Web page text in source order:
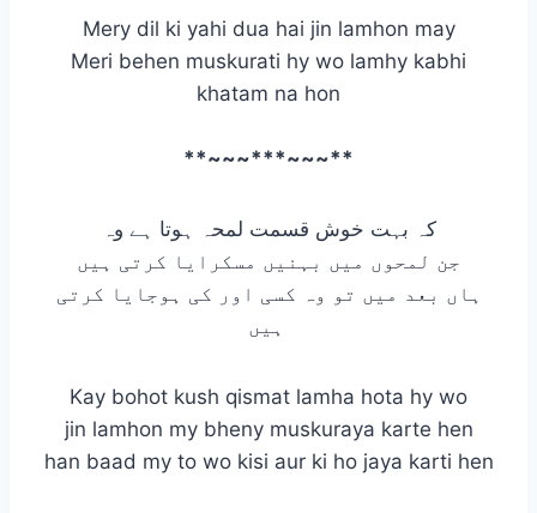
Mery dil ki yahi dua hai jin lamhon may
Meri behen muskurati hy wo lamhy kabhi
khatam na hon
**~~~***~~~**
کہ بہت خوش قسمت لمحہ ہوتا ہے وہ
جن لمحوں میں بہنیں مسکرایا کرتی ہیں
ہاں بعد میں تو وہ کسی اور کی ہوجایا کرتی
Kay bohot kush qismat lamha hota hy wo
jin lamhon my bheny muskuraya karte hen
han baad my to wo kisi aur ki ho jaya karti hen